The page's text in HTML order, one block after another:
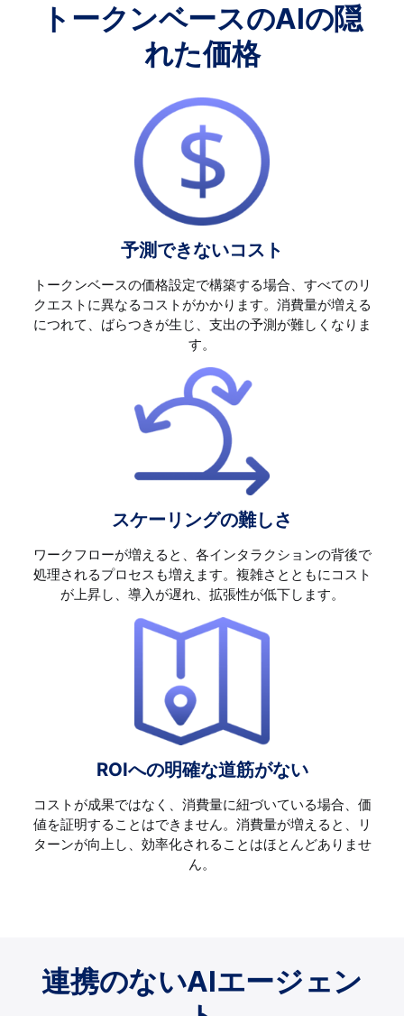
トークンベースのAIの隠
れた価格
予測できないコスト
トークンベースの価格設定で構築する場合、すべてのリ
クエストに異なるコストがかかります。消費量が増える
につれて、ばらつきが生じ、支出の予測が難しくなりま
す。
スケーリングの難しさ
ワークフローが増えると、各インタラクションの背後で
処理されるプロセスも増えます。複雑さとともにコスト
が上昇し、導入が遅れ、拡張性が低下します。
ROIへの明確な道筋がない
コストが成果ではなく、消費量に紐づいている場合、価
値を証明することはできません。消費量が増えると、リ
ターンが向上し、効率化されることはほとんどありませ
ん。
連携のないAIエージェン